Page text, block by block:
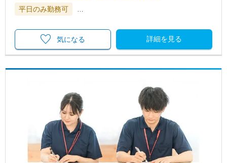
平日のみ勤務可
…
詳細を見る
気になる